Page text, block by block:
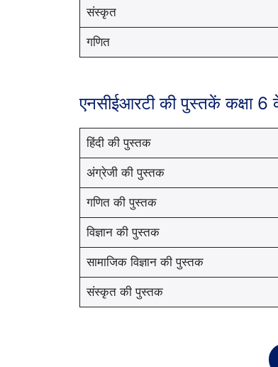
संस्कृत
गणित
एनसीईआरटी की पुस्तकें कक्षा 6
हिंदी की पुस्तक
अंग्रेजी की पुस्तक
गणित की पुस्तक
विज्ञान की पुस्तक
सामाजिक विज्ञान की पुस्तक
संस्कृत की पुस्तक